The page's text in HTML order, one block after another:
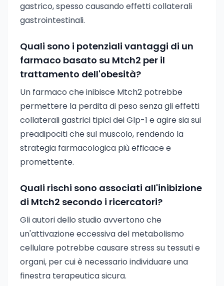
gastrico, spesso causando effetti collaterali
gastrointestinali.
Quali sono i potenziali vantaggi di un
farmaco basato su Mtch2 per il
trattamento dell'obesità?
Un farmaco che inibisce Mtch2 potrebbe
permettere la perdita di peso senza gli effetti
collaterali gastrici tipici dei Glp-1 e agire sia sui
preadipociti che sul muscolo, rendendo la
strategia farmacologica più efficace e
promettente.
Quali rischi sono associati all'inibizione
di Mtch2 secondo i ricercatori?
Gli autori dello studio avvertono che
un'attivazione eccessiva del metabolismo
cellulare potrebbe causare stress su tessuti e
organi, per cui è necessario individuare una
finestra terapeutica sicura.